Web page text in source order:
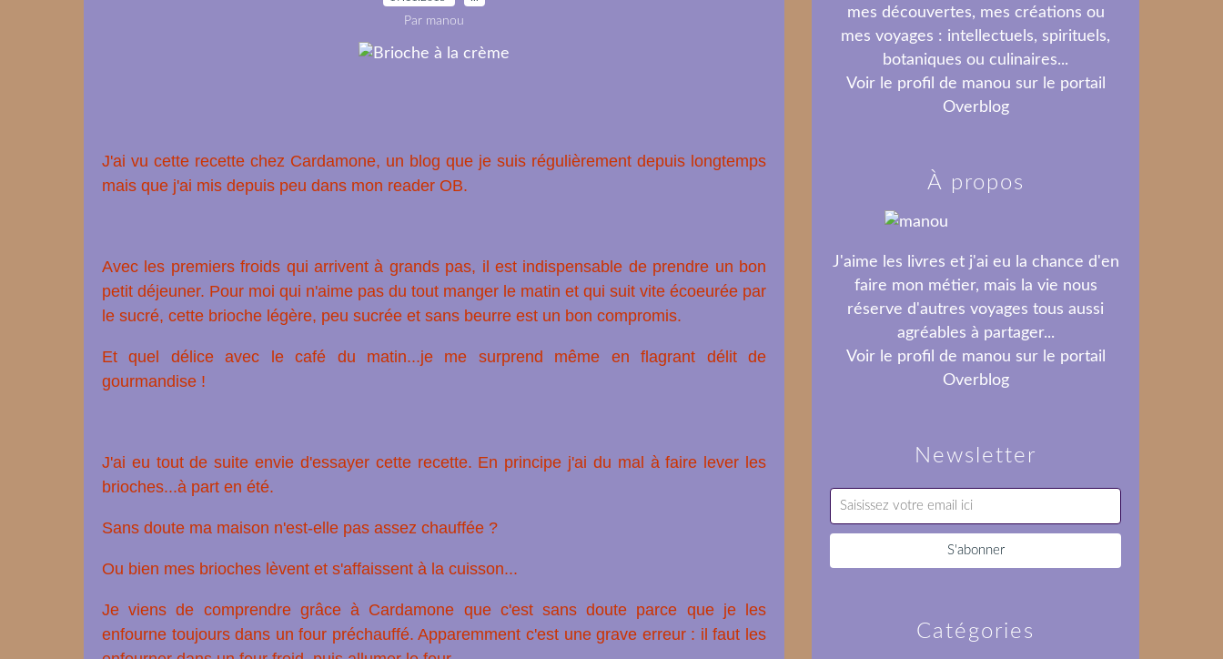
Par manou
J'ai vu cette recette chez Cardamone, un blog que je suis régulièrement depuis longtemps
mais que j'ai mis depuis peu dans mon reader OB.
Avec les premiers froids qui arrivent à grands pas, il est indispensable de prendre un bon
petit déjeuner. Pour moi qui n'aime pas du tout manger le matin et qui suit vite écoeurée par
le sucré, cette brioche légère, peu sucrée et sans beurre est un bon compromis.
Et quel délice avec le café du matin...je me surprend même en flagrant délit de
gourmandise !
J'ai eu tout de suite envie d'essayer cette recette. En principe j'ai du mal à faire lever les
brioches...à part en été.
Sans doute ma maison n'est-elle pas assez chauffée ?
Ou bien mes brioches lèvent et s'affaissent à la cuisson...
Je viens de comprendre grâce à Cardamone que c'est sans doute parce que je les
enfourne toujours dans un four préchauffé. Apparemment c'est une grave erreur : il faut les
Newsletter
Catégories
mes découvertes, mes créations ou
mes voyages : intellectuels, spirituels,
botaniques ou culinaires...
Voir le profil de manou sur le portail
Overblog
À propos
J'aime les livres et j'ai eu la chance d'en
faire mon métier, mais la vie nous
réserve d'autres voyages tous aussi
agréables à partager...
Voir le profil de manou sur le portail
Overblog